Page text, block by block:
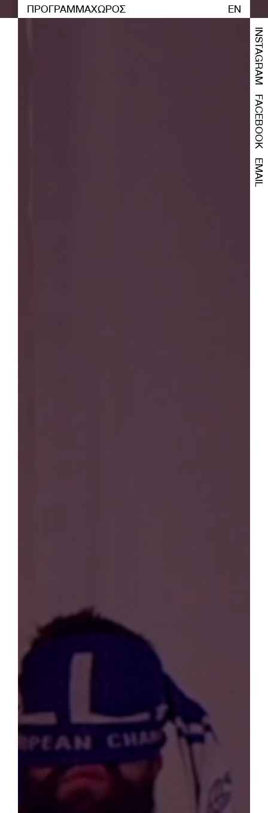
ΠΡΟΓΡΑΜΜΑΧΩΡΟΣ EN
INSTAGRAM
FACEBOOK
EMAIL